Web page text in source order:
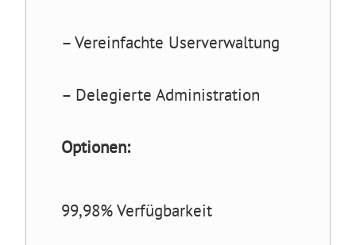
– Vereinfachte Userverwaltung
– Delegierte Administration
Optionen:
99,98% Verfügbarkeit